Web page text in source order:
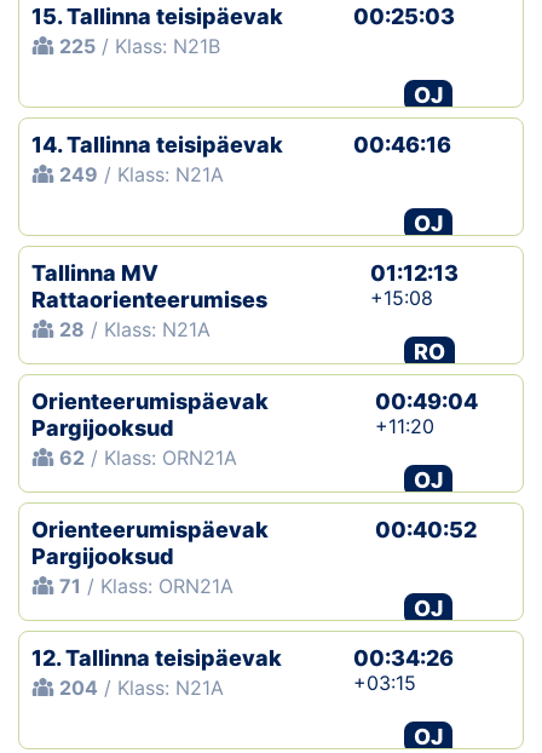
15. Tallinna teisipäevak
225 / Klass: N21B
00:25:03
OJ
14. Tallinna teisipäevak
249 / Klass: N21A
00:46:16
OJ
Tallinna MV
Rattaorienteerumises
28 / Klass: N21A
01:12:13
+15:08
RO
Orienteerumispäevak
Pargijooksud
62 / Klass: ORN21A
00:49:04
+11:20
OJ
Orienteerumispäevak
Pargijooksud
71 / Klass: ORN21A
00:40:52
OJ
12. Tallinna teisipäevak
204 / Klass: N21A
00:34:26
+03:15
OJ